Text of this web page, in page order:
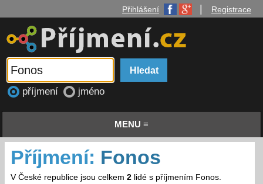
Přihlášení Registrace
příjmení jméno
MENU ≡
Příjmení: Fonos
V České republice jsou celkem 2lidé s příjmením Fonos.